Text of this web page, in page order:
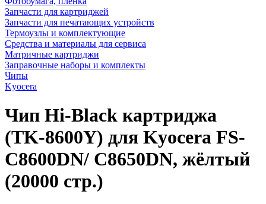
Запчасти для картриджей
Запчасти для печатающих устройств
Термоузлы и комплектующие
Средства и материалы для сервиса
Матричные картриджи
Заправочные наборы и комплекты
Чипы
Kyocera
Чип Hi-Black картриджа
(TK-8600Y) для Kyocera FS-
C8600DN/ C8650DN, жёлтый
(20000 стр.)